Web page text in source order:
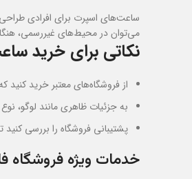
ساعت‌های اسپرت برای افرادی
می‌توان در محیط‌های غیررسمی،
نکاتی برای خرید
از فروشگاه‌های معتبر خرید کنید
به جزئیات ظاهری مانند لوگو،
پشتیبانی فروشگاه را بررسی کنید
خدمات ویژه فروشگاه